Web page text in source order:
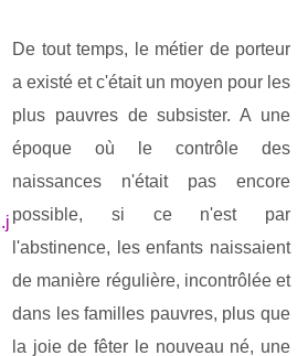
De tout temps, le métier de porteur
a existé et c'était un moyen pour les
plus pauvres de subsister. A une
époque où le contrôle des
naissances n'était pas encore
possible, si ce n'est par
l'abstinence, les enfants naissaient
de manière régulière, incontrôlée et
dans les familles pauvres, plus que
la joie de fêter le nouveau né, une